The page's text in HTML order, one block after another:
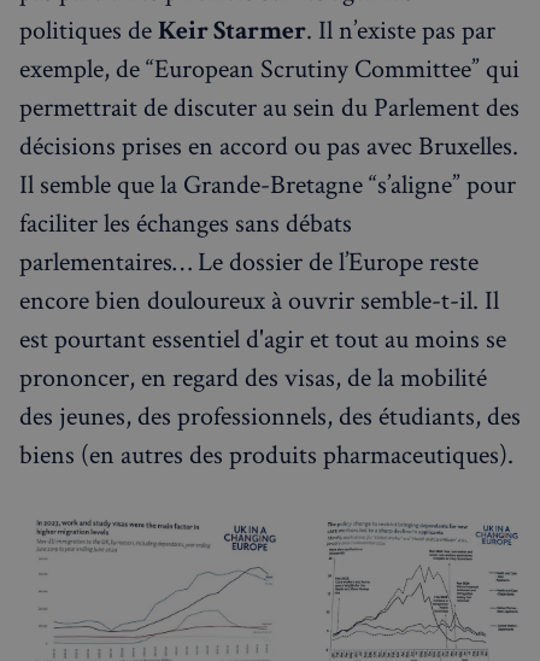
politiques deKeir Starmer. Il n’existe pas par
exemple, de “European Scrutiny Committee” qui
permettrait de discuter au sein du Parlement des
décisions prises en accord ou pas avec Bruxelles.
Il semble que la Grande-Bretagne “s’aligne” pour
faciliter les échanges sans débats
parlementaires… Le dossier de l’Europe reste
encore bien douloureux à ouvrir semble-t-il. Il
est pourtant essentiel d'agir et tout au moins se
prononcer, en regard des visas, de la mobilité
des jeunes, des professionnels, des étudiants, des
biens (en autres des produits pharmaceutiques).
Nom
Fournisseur/
Expiration
Wix.com, Inc.
.stripecdn.com
5 minutes
27
secondes
francaisalondres.com
semaines
2 jours
Politique de confidentialité de
Google